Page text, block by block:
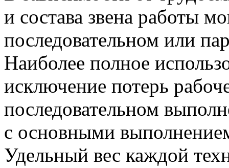
и состава звена работы
последовательном или
Наиболее полное
исключение потерь
последовательном
с основными
Удельный вес каждой